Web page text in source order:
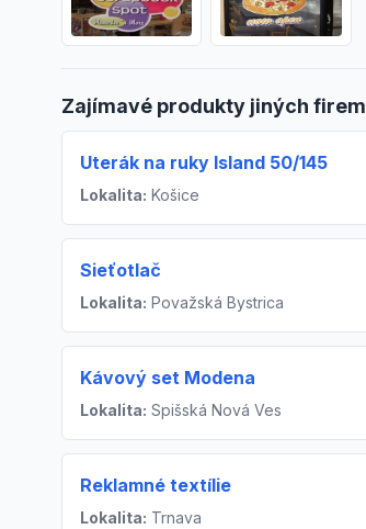
Zajímavé produkty jiných firem
Uterák na ruky Island 50/145
Lokalita: Košice
Sieťotlač
Lokalita: Považská Bystrica
Kávový set Modena
Lokalita: Spišská Nová Ves
Reklamné textílie
Lokalita: Trnava